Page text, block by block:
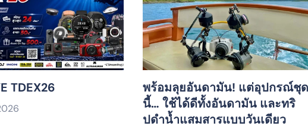
TDEX26
พร้อมลุยอันดามัน! แต่อุปกรณ์ชุด
นี้… ใช้ได้ดีทั้งอันดามัน และทริ
ปดำน้ำแสมสารแบบวันเดียว